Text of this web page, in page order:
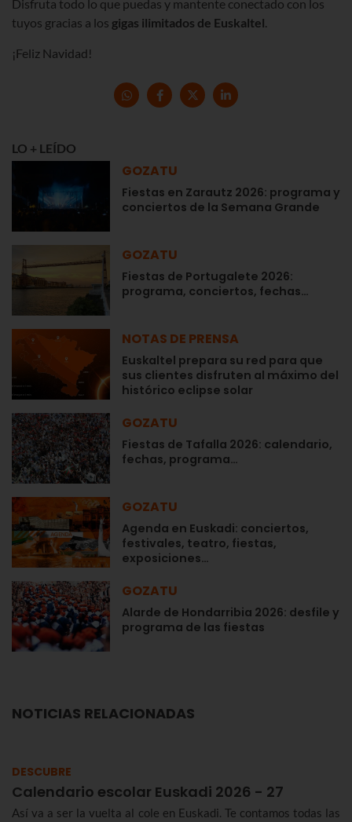
Disfruta todo lo que puedas y mantente conectado con los
tuyos gracias a los gigas ilimitados de Euskaltel.
¡Feliz Navidad!
LO + LEÍDO
GOZATU
Fiestas en Zarautz 2026: programa y
conciertos de la Semana Grande
GOZATU
Fiestas de Portugalete 2026:
programa, conciertos, fechas…
NOTAS DE PRENSA
Euskaltel prepara su red para que
sus clientes disfruten al máximo del
histórico eclipse solar
GOZATU
Fiestas de Tafalla 2026: calendario,
fechas, programa…
GOZATU
Agenda en Euskadi: conciertos,
festivales, teatro, fiestas,
exposiciones…
GOZATU
Alarde de Hondarribia 2026: desfile y
programa de las fiestas
NOTICIAS RELACIONADAS
DESCUBRE
Calendario escolar Euskadi 2026 - 27
Así va a ser la vuelta al cole en Euskadi. Te contamos todas las